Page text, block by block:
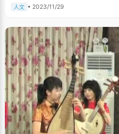
人文 • 2023/11/29